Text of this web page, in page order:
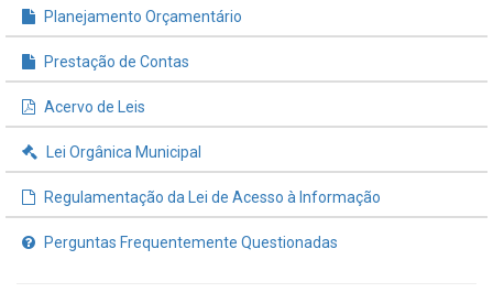
Planejamento Orçamentário
Prestação de Contas
Acervo de Leis
Lei Orgânica Municipal
Regulamentação da Lei de Acesso à Informação
Perguntas Frequentemente Questionadas